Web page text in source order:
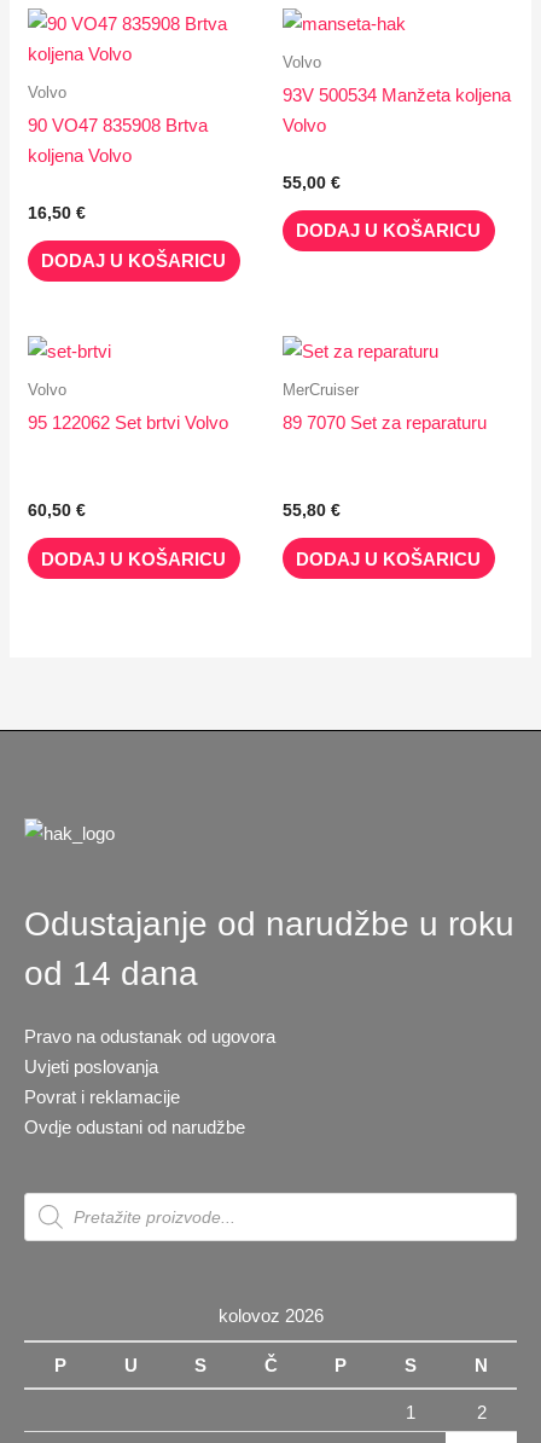
Volvo
90 VO47 835908 Brtva
koljena Volvo
16,50€
DODAJ U KOŠARICU
Volvo
93V 500534 Manžeta koljena
Volvo
55,00 €
DODAJ U KOŠARICU
Volvo
95 122062 Set brtvi Volvo
60,50€
DODAJ U KOŠARICU
MerCruiser
89 7070 Set za reparaturu
55,80 €
DODAJ U KOŠARICU
Odustajanje od narudžbe u roku
od 14 dana
Pravo na odustanak od ugovora
Uvjeti poslovanja
Povrat i reklamacije
Ovdje odustani od narudžbe
Products
search
kolovoz 2026
P U S Č P S N
1
2